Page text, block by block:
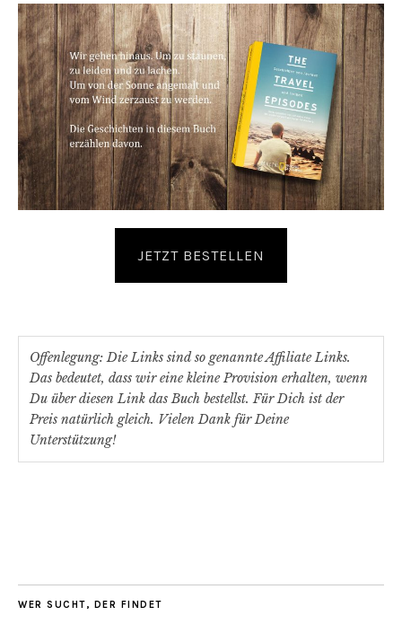
JETZT BESTELLEN
Offenlegung: Die Links sind so genannte Affiliate Links.
Das bedeutet, dass wir eine kleine Provision erhalten, wenn
Du über diesen Link das Buch bestellst. Für Dich ist der
Preis natürlich gleich. Vielen Dank für Deine
Unterstützung!
WER SUCHT, DER FINDET